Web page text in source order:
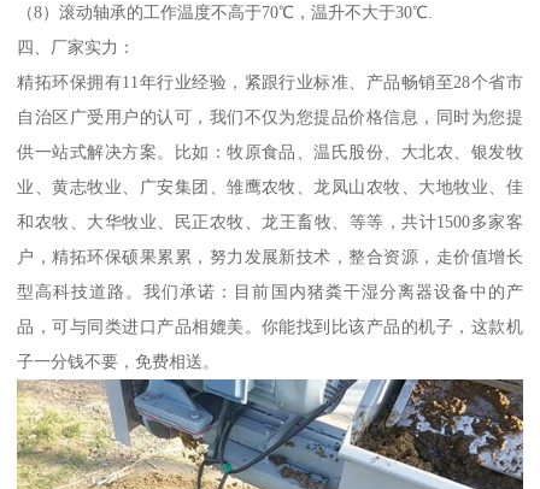
（8）滚动轴承的工作温度不高于70℃，温升不大于30℃.
四、厂家实力：
精拓环保拥有11年行业经验，紧跟行业标准、产品畅销至28个省市
自治区广受用户的认可，我们不仅为您提品价格信息，同时为您提
供一站式解决方案。比如：牧原食品、温氏股份、大北农、银发牧
业、黄志牧业、广安集团、雏鹰农牧、龙凤山农牧、大地牧业、佳
和农牧、大华牧业、民正农牧、龙王畜牧、等等，共计1500多家客
户，精拓环保硕果累累，努力发展新技术，整合资源，走价值增长
型高科技道路。我们承诺：目前国内猪粪干湿分离器设备中的产
品，可与同类进口产品相媲美。你能找到比该产品的机子，这款机
子一分钱不要，免费相送。